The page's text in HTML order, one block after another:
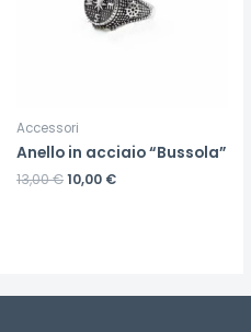
Accessori
Anello in acciaio “Bussola”
13,00€10,00 €